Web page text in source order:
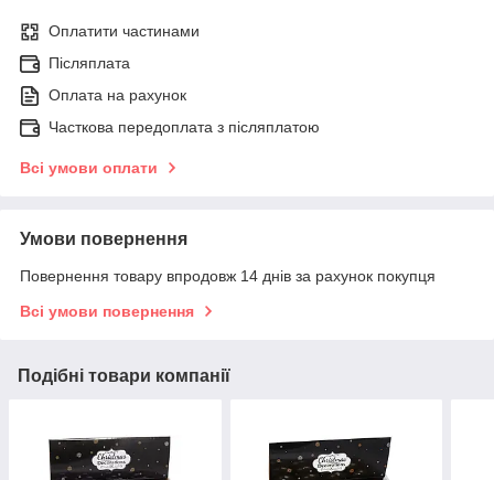
Оплатити частинами
Післяплата
Оплата на рахунок
Часткова передоплата з післяплатою
Всі умови оплати
Умови повернення
Повернення товару впродовж 14 днів за рахунок покупця
Всі умови повернення
Подібні товари компанії